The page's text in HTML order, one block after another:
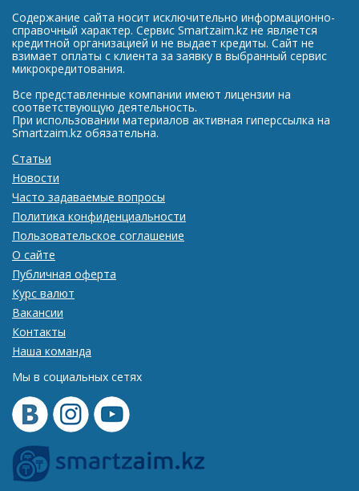
Содержание сайта носит исключительно информационно-
справочный характер. Сервис Smartzaim.kz не является
кредитной организацией и не выдает кредиты. Сайт не
взимает оплаты с клиента за заявку в выбранный сервис
микрокредитования.
Все представленные компании имеют лицензии на
соответствующую деятельность.
При использовании материалов активная гиперссылка на
Smartzaim.kz обязательна.
Статьи
Новости
Часто задаваемые вопросы
Политика конфиденциальности
Пользовательское соглашение
О сайте
Публичная оферта
Курс валют
Вакансии
Контакты
Наша команда
Мы в социальных сетях